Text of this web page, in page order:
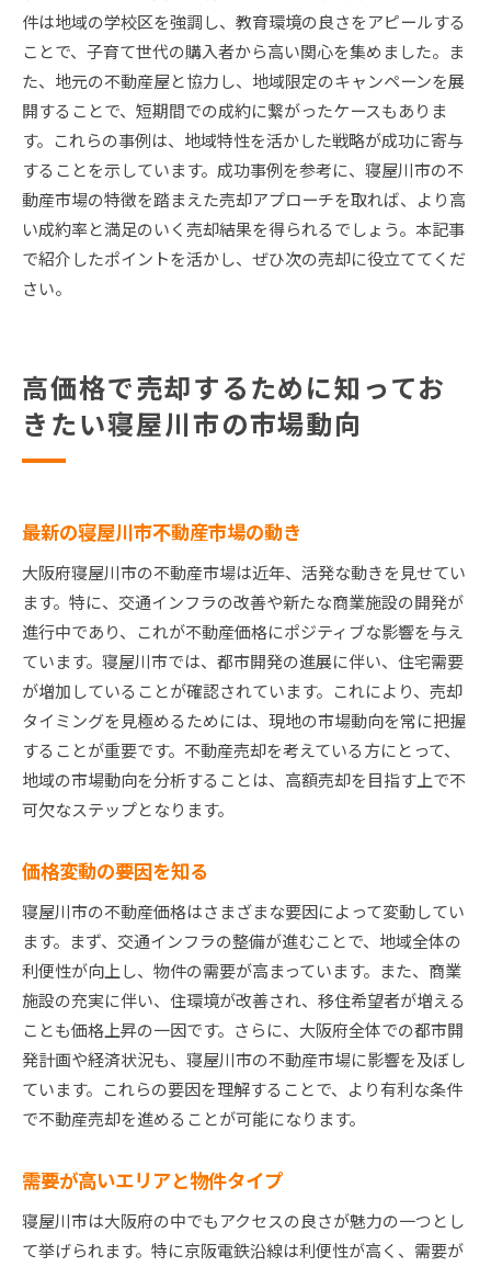
件は地域の学校区を強調し、教育環境の良さをアピールする
ことで、子育て世代の購入者から高い関心を集めました。ま
た、地元の不動産屋と協力し、地域限定のキャンペーンを展
開することで、短期間での成約に繋がったケースもありま
す。これらの事例は、地域特性を活かした戦略が成功に寄与
することを示しています。成功事例を参考に、寝屋川市の不
動産市場の特徴を踏まえた売却アプローチを取れば、より高
い成約率と満足のいく売却結果を得られるでしょう。本記事
で紹介したポイントを活かし、ぜひ次の売却に役立ててくだ
さい。
高価格で売却するために知ってお
きたい寝屋川市の市場動向
最新の寝屋川市不動産市場の動き
大阪府寝屋川市の不動産市場は近年、活発な動きを見せてい
ます。特に、交通インフラの改善や新たな商業施設の開発が
進行中であり、これが不動産価格にポジティブな影響を与え
ています。寝屋川市では、都市開発の進展に伴い、住宅需要
が増加していることが確認されています。これにより、売却
タイミングを見極めるためには、現地の市場動向を常に把握
することが重要です。不動産売却を考えている方にとって、
地域の市場動向を分析することは、高額売却を目指す上で不
可欠なステップとなります。
価格変動の要因を知る
寝屋川市の不動産価格はさまざまな要因によって変動してい
ます。まず、交通インフラの整備が進むことで、地域全体の
利便性が向上し、物件の需要が高まっています。また、商業
施設の充実に伴い、住環境が改善され、移住希望者が増える
ことも価格上昇の一因です。さらに、大阪府全体での都市開
発計画や経済状況も、寝屋川市の不動産市場に影響を及ぼし
ています。これらの要因を理解することで、より有利な条件
で不動産売却を進めることが可能になります。
需要が高いエリアと物件タイプ
寝屋川市は大阪府の中でもアクセスの良さが魅力の一つとし
て挙げられます。特に京阪電鉄沿線は利便性が高く、需要が